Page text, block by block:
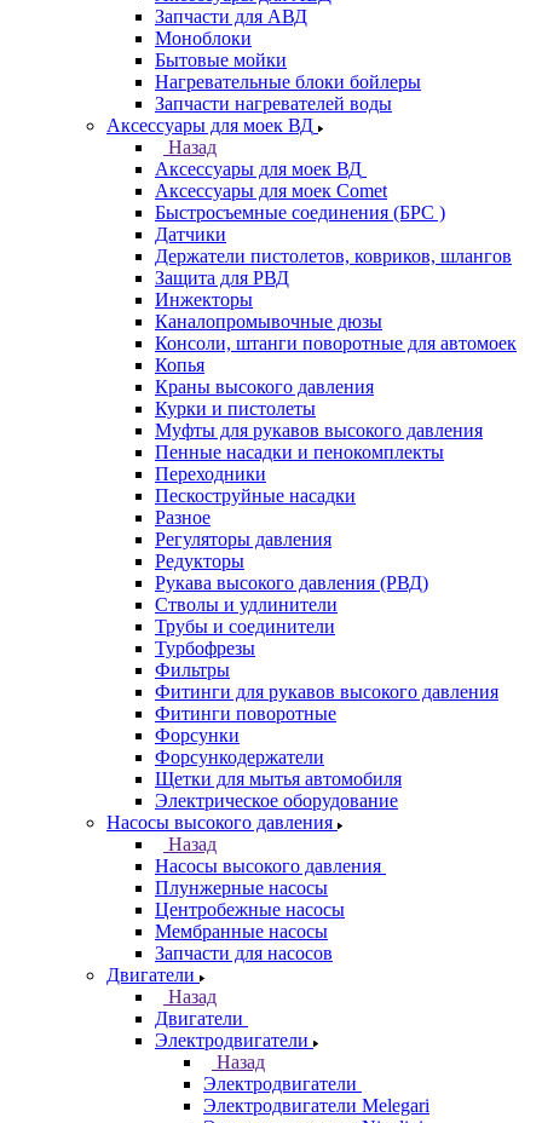
Запчасти для АВД
Моноблоки
Бытовые мойки
Нагревательные блоки бойлеры
Запчасти нагревателей воды
Аксессуары для моек ВД
Назад
Аксессуары для моек ВД
Аксессуары для моек Comet
Быстросъемные соединения (БРС )
Датчики
Держатели пистолетов, ковриков, шлангов
Защита для РВД
Инжекторы
Каналопромывочные дюзы
Консоли, штанги поворотные для автомоек
Копья
Краны высокого давления
Курки и пистолеты
Муфты для рукавов высокого давления
Пенные насадки и пенокомплекты
Переходники
Пескоструйные насадки
Разное
Регуляторы давления
Редукторы
Рукава высокого давления (РВД)
Стволы и удлинители
Трубы и соединители
Турбофрезы
Фильтры
Фитинги для рукавов высокого давления
Фитинги поворотные
Форсунки
Форсункодержатели
Щетки для мытья автомобиля
Электрическое оборудование
Насосы высокого давления
Назад
Насосы высокого давления
Плунжерные насосы
Центробежные насосы
Мембранные насосы
Запчасти для насосов
Двигатели
Назад
Двигатели
Электродвигатели
Назад
Электродвигатели
Электродвигатели Melegari